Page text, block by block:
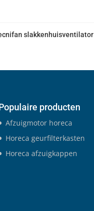
slakkenhuisventilator
producten
Afzuigmotor horeca
Horeca geurfilterkasten
Horeca afzuigkappen